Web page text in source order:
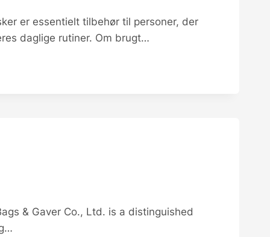
er essentielt tilbehør til personer, der
daglige rutiner. Om brugt…
& Gaver Co., Ltd. is a distinguished